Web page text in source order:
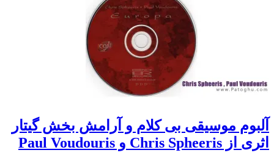
آلبوم موسیقی بی کلام و آرامش بخش گیتار
اثری از Chris Spheeris و Paul Voudouris